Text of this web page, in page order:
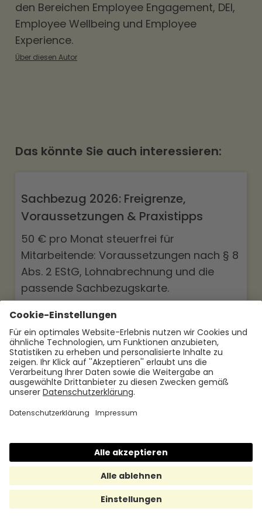
den Bereichen Employee Engagement, DEI,
Employee Wellbeing und Employee
Experience.
Über diesen Autor
Das könnte Sie auch interessieren:
Sachbezug 2026: Freigrenze,
Voraussetzungen & Praxistipps
50 € pro Monat steuerfrei für
Mitarbeitende: Voraussetzungen nach § 8
Abs. 2 EStG, Lohnabrechnung und die
passende Sachbezugskarte.
30.7.2026
Geldwerter Vorteil 2026: Definition,
Versteuerung und steuerfreie